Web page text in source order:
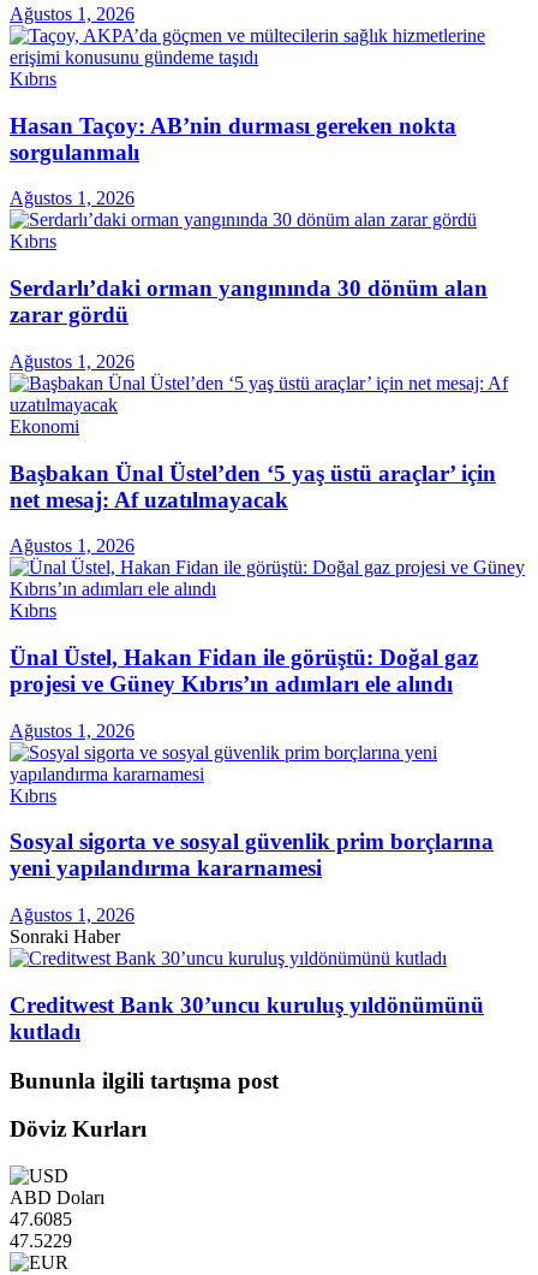
Ağustos 1, 2026
Kıbrıs
Hasan Taçoy: AB’nin durması gereken nokta
sorgulanmalı
Ağustos 1, 2026
Kıbrıs
Serdarlı’daki orman yangınında 30 dönüm alan
zarar gördü
Ağustos 1, 2026
Ekonomi
Başbakan Ünal Üstel’den ‘5 yaş üstü araçlar’ için
net mesaj: Af uzatılmayacak
Ağustos 1, 2026
Kıbrıs
Ünal Üstel, Hakan Fidan ile görüştü: Doğal gaz
projesi ve Güney Kıbrıs’ın adımları ele alındı
Ağustos 1, 2026
Kıbrıs
Sosyal sigorta ve sosyal güvenlik prim borçlarına
yeni yapılandırma kararnamesi
Ağustos 1, 2026
Sonraki Haber
Creditwest Bank 30’uncu kuruluş yıldönümünü
kutladı
Bununla ilgili tartışma post
Döviz Kurları
ABD Doları
47.6085
47.5229